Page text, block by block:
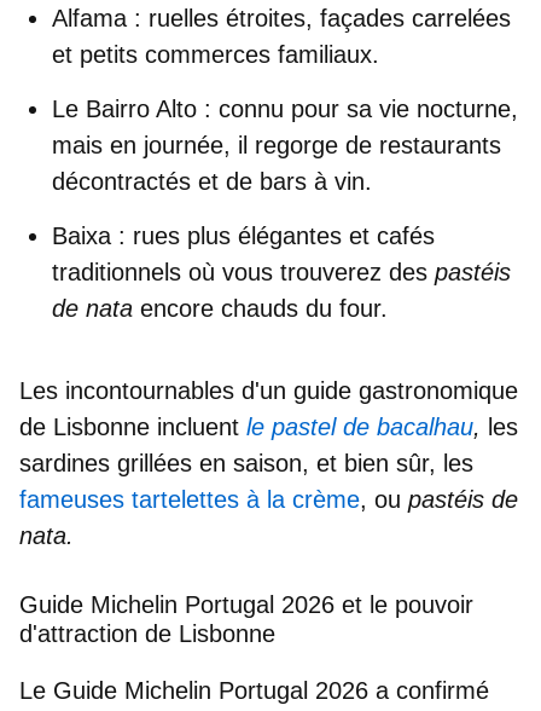
Alfama : ruelles étroites, façades carrelées
et petits commerces familiaux.
Le Bairro Alto : connu pour sa vie nocturne,
mais en journée, il regorge de restaurants
décontractés et de bars à vin.
Baixa : rues plus élégantes et cafés
traditionnels où vous trouverez des pastéis
de nata encore chauds du four.
Les incontournables d'un guide gastronomique
de Lisbonne incluent le pastel de bacalhau, les
sardines grillées en saison, et bien sûr, les
fameuses tartelettes à la crème, ou pastéis de
nata.
Guide Michelin Portugal 2026 et le pouvoir
d'attraction de Lisbonne
Le Guide Michelin Portugal 2026 a confirmé